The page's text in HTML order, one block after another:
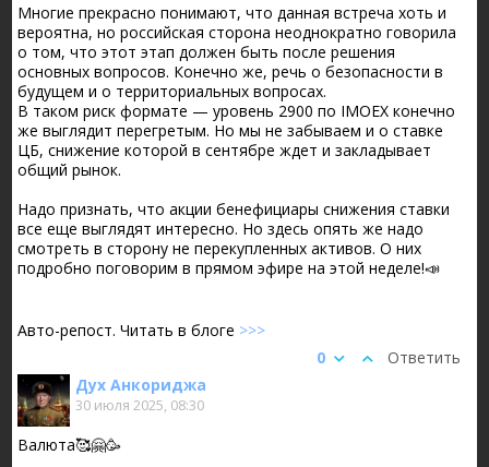
Многие прекрасно понимают, что данная встреча хоть и
вероятна, но российская сторона неоднократно говорила
о том, что этот этап должен быть после решения
основных вопросов. Конечно же, речь о безопасности в
будущем и о территориальных вопросах.
В таком риск формате — уровень 2900 по IMOEX конечно
же выглядит перегретым. Но мы не забываем и о ставке
ЦБ, снижение которой в сентябре ждет и закладывает
общий рынок.
Надо признать, что акции бенефициары снижения ставки
все еще выглядят интересно. Но здесь опять же надо
смотреть в сторону не перекупленных активов. О них
подробно поговорим в прямом эфире на этой неделе!📣
Авто-репост. Читать в блоге >>>
Ответить
0
Дух Анкориджа
30 июля 2025, 08:30
Валюта🥰🤗🥳